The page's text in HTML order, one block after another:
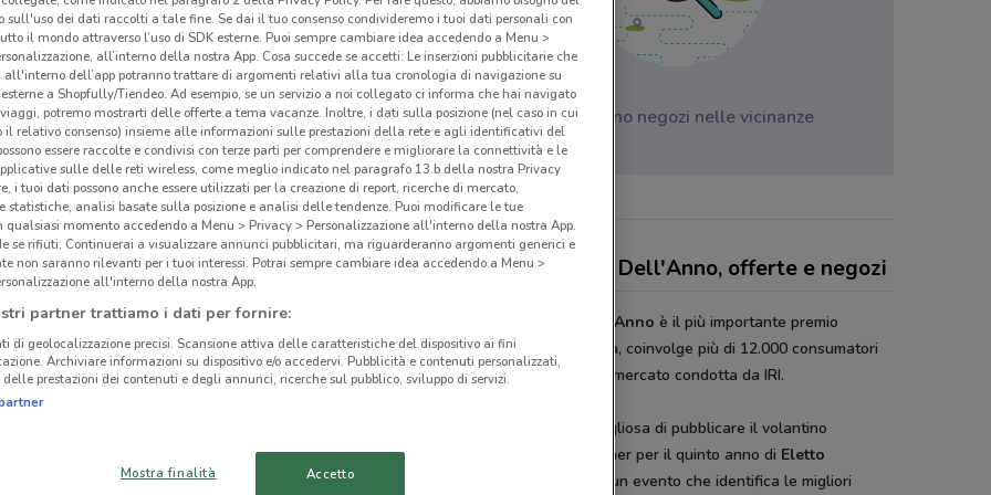
volantini nella tua zona. Riprova più tardi.
MACERATA FOLIGNO
Non ci sono negozi nelle vicinanze
Eletto Prodotto Dell'Anno, offerte e negozi
Eletto Prodotto Dell'Anno è il più importante premio
all'Innovazione in Italia, coinvolge più di 12.000 consumatori
tramite una ricerca di mercato condotta da IRI.
Doveconviene è orgogliosa di pubblicare il volantino
ed essere media partner per il quinto anno di Eletto
, un evento che identifica le migliori
sull'uso dei dati raccolti a tale fine. Se dai il tuo consenso condivideremo i tuoi dati personali con
il mondo attraverso l’uso di SDK esterne. Puoi sempre cambiare idea accedendo a Menu >
all’interno della nostra App. Cosa succede se accetti: Le inserzioni pubblicitarie che
all'interno dell’app potranno trattare di argomenti relativi alla tua cronologia di navigazione su
a Shopfully/Tiendeo. Ad esempio, se un servizio a noi collegato ci informa che hai navigato
potremo mostrarti delle offerte a tema vacanze. Inoltre, i dati sulla posizione (nel caso in cui
il relativo consenso) insieme alle informazioni sulle prestazioni della rete e agli identificativi del
essere raccolte e condivisi con terze parti per comprendere e migliorare la connettività e le
sulle delle reti wireless, come meglio indicato nel paragrafo 13.b della nostra Privacy
i tuoi dati possono anche essere utilizzati per la creazione di report, ricerche di mercato,
statistiche, analisi basate sulla posizione e analisi delle tendenze. Puoi modificare le tue
qualsiasi momento accedendo a Menu > Privacy > Personalizzazione all'interno della nostra App.
se rifiuti: Continuerai a visualizzare annunci pubblicitari, ma riguarderanno argomenti generici e
non saranno rilevanti per i tuoi interessi. Potrai sempre cambiare idea accedendo a Menu >
all'interno della nostra App.
partner trattiamo i dati per fornire:
di geolocalizzazione precisi. Scansione attiva delle caratteristiche del dispositivo ai fini
Archiviare informazioni su dispositivo e/o accedervi. Pubblicità e contenuti personalizzati,
prestazioni dei contenuti e degli annunci, ricerche sul pubblico, sviluppo di servizi.
Mostra finalità Accetto